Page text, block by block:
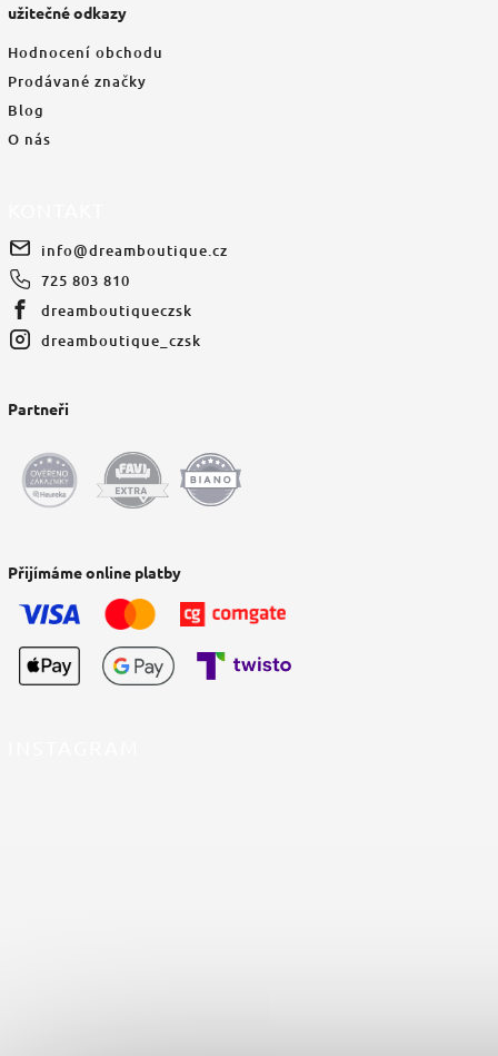
užitečné odkazy
Hodnocení obchodu
Prodávané značky
Blog
O nás
info@dreamboutique.cz
725 803 810
dreamboutiqueczsk
dreamboutique_czsk
Partneři
Přijímáme online platby